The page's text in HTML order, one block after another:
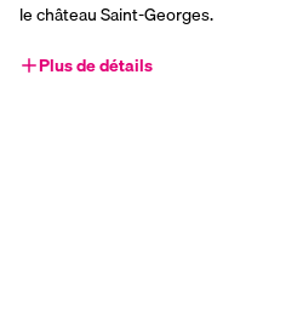
le château Saint-Georges.
Plus de détails